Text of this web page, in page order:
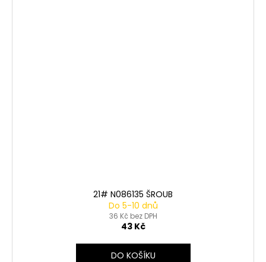
21# N086135 ŠROUB
Do 5-10 dnů
36 Kč bez DPH
43 Kč
DO KOŠÍKU